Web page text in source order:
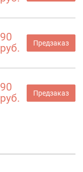
90
руб.
Предзаказ
90
руб.
Предзаказ